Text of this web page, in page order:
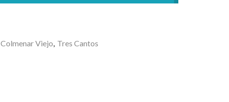
Colmenar Viejo, Tres Cantos